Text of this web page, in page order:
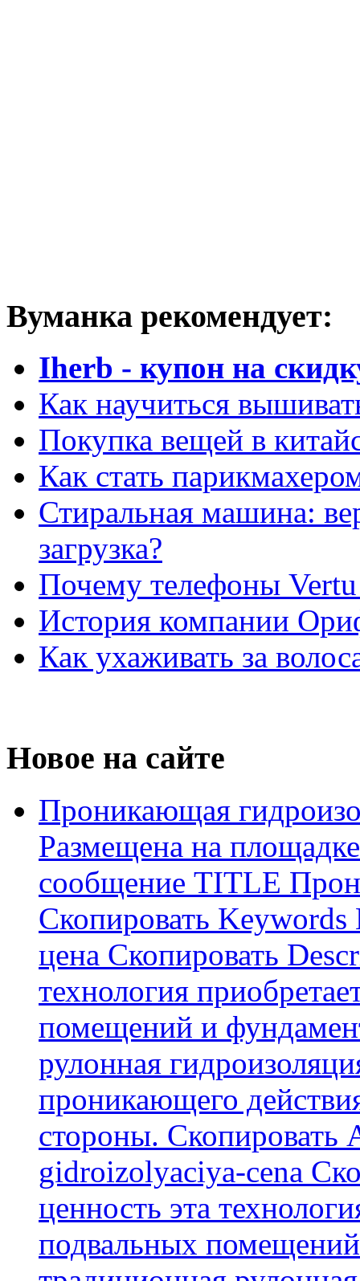
Вуманка рекомендует:
Iherb - купон на
Как научиться
Покупка вещей в
Как стать
Стиральная машина:
загрузка?
Почему телефоны Vertu
История компании
Как ухаживать за
Новое на сайте
Проникающая
Размещена на
сообщение TITLE
Скопировать
цена Скопировать
технология
помещений и
рулонная
проникающего
стороны. Скопировать
gidroizolyaciya-cena
ценность эта
подвальных